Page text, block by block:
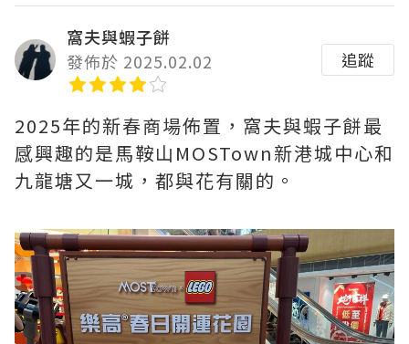
窩夫與蝦子餅
發佈於 2025.02.02
追蹤
2025年的新春商場佈置，窩夫與蝦子餅最
感興趣的是馬鞍山MOSTown新港城中心和
九龍塘又一城，都與花有關的。